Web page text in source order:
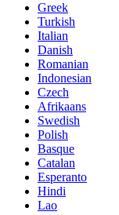
Greek
Turkish
Italian
Danish
Romanian
Indonesian
Czech
Afrikaans
Swedish
Polish
Basque
Catalan
Esperanto
Hindi
Lao